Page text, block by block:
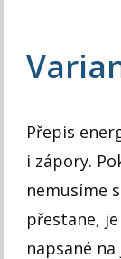
Přepis
i zápory.
nemusíme
přestane,
napsané